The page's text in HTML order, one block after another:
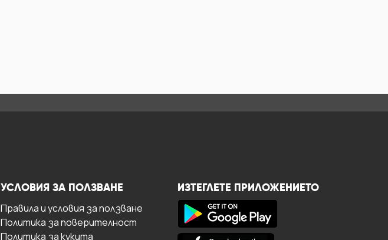
УСЛОВИЯ ЗА ПОЛЗВАНЕ
Правила и условия за ползване
Политика за поверителност
Политика за кукита
ИЗТЕГЛЕТЕ ПРИЛОЖЕНИЕТО